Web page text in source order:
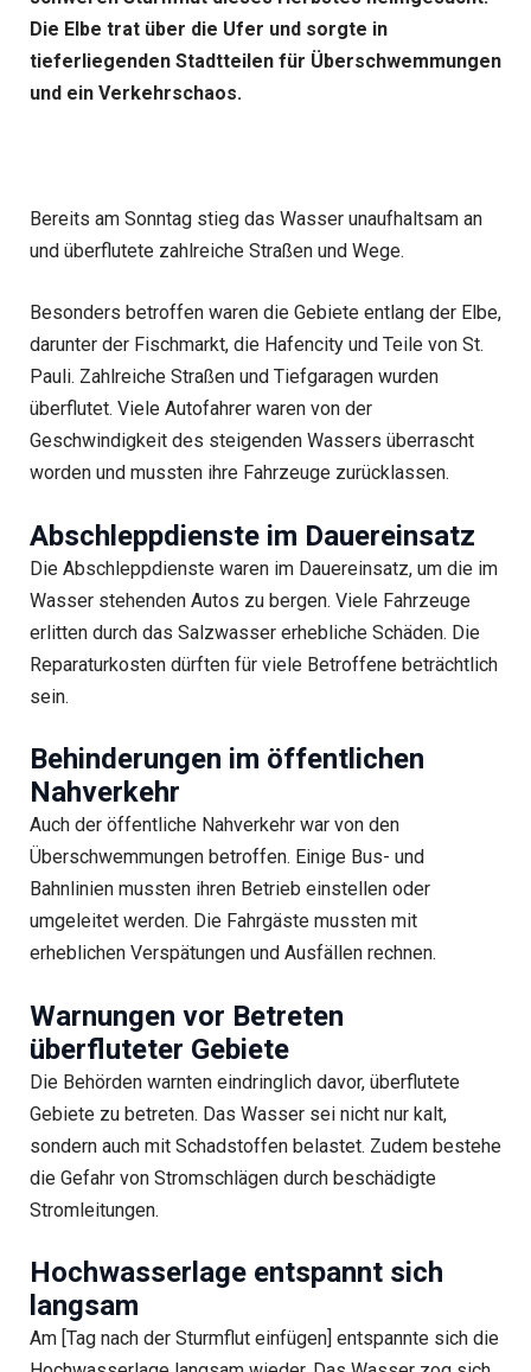
Die Elbe trat über die Ufer und sorgte in
tieferliegenden Stadtteilen für Überschwemmungen
und ein Verkehrschaos.
Bereits am Sonntag stieg das Wasser unaufhaltsam an
und überflutete zahlreiche Straßen und Wege.
Besonders betroffen waren die Gebiete entlang der Elbe,
darunter der Fischmarkt, die Hafencity und Teile von St.
Pauli. Zahlreiche Straßen und Tiefgaragen wurden
überflutet. Viele Autofahrer waren von der
Geschwindigkeit des steigenden Wassers überrascht
worden und mussten ihre Fahrzeuge zurücklassen.
Abschleppdienste im Dauereinsatz
Die Abschleppdienste waren im Dauereinsatz, um die im
Wasser stehenden Autos zu bergen. Viele Fahrzeuge
erlitten durch das Salzwasser erhebliche Schäden. Die
Reparaturkosten dürften für viele Betroffene beträchtlich
sein.
Behinderungen im öffentlichen
Nahverkehr
Auch der öffentliche Nahverkehr war von den
Überschwemmungen betroffen. Einige Bus- und
Bahnlinien mussten ihren Betrieb einstellen oder
umgeleitet werden. Die Fahrgäste mussten mit
erheblichen Verspätungen und Ausfällen rechnen.
Warnungen vor Betreten
überfluteter Gebiete
Die Behörden warnten eindringlich davor, überflutete
Gebiete zu betreten. Das Wasser sei nicht nur kalt,
sondern auch mit Schadstoffen belastet. Zudem bestehe
die Gefahr von Stromschlägen durch beschädigte
Stromleitungen.
Hochwasserlage entspannt sich
langsam
Am [Tag nach der Sturmflut einfügen] entspannte sich die